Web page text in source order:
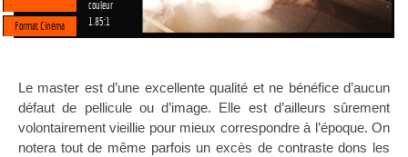
couleur
Format Cinéma
1.85:1
Le master est d’une excellente qualité et ne bénéfice d’aucun
défaut de pellicule ou d’image. Elle est d’ailleurs sûrement
volontairement vieillie pour mieux correspondre à l’époque. On
notera tout de même parfois un excès de contraste dons les